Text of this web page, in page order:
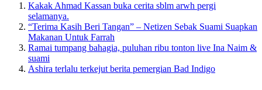
Kakak Ahmad Kassan buka cerita sblm arwh pergi
selamanya.
“Terima Kasih Beri Tangan” – Netizen Sebak Suami Suapkan
Makanan Untuk Farrah
Ramai tumpang bahagia, puluhan ribu tonton live Ina Naim &
suami
Ashira terlalu terkejut berita pemergian Bad Indigo